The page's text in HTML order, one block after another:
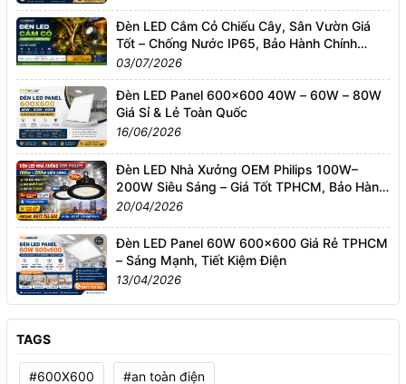
Đèn LED Cắm Cỏ Chiếu Cây, Sân Vườn Giá
Tốt – Chống Nước IP65, Bảo Hành Chính
Hãng
03/07/2026
Đèn LED Panel 600x600 40W – 60W – 80W
Giá Sỉ & Lẻ Toàn Quốc
16/06/2026
Đèn LED Nhà Xưởng OEM Philips 100W–
200W Siêu Sáng – Giá Tốt TPHCM, Bảo Hành
3 Năm
20/04/2026
Đèn LED Panel 60W 600x600 Giá Rẻ TPHCM
– Sáng Mạnh, Tiết Kiệm Điện
13/04/2026
TAGS
#600X600 #an toàn điện